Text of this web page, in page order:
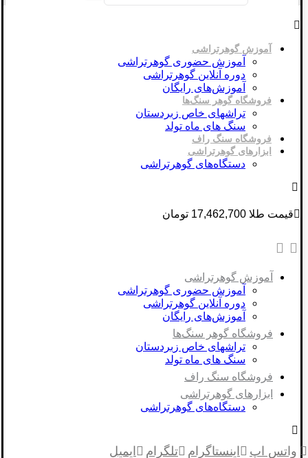
آموزش گوهرتراشی
آموزش حضوری گوهرتراشی
دوره آنلاین گوهرتراشی
آموزش‌های رایگان
فروشگاه گوهر سنگ‌ها
تراشهای خاص زبردستان
سنگ های ماه تولد
فروشگاه سنگ راف
ابزارهای گوهرتراشی
دستگاه‌های گوهرتراشی
قیمت طلا 17,462,700 تومان
آموزش گوهرتراشی
آموزش حضوری گوهرتراشی
دوره آنلاین گوهرتراشی
آموزش‌های رایگان
فروشگاه گوهر سنگ‌ها
تراشهای خاص زبردستان
سنگ های ماه تولد
فروشگاه سنگ راف
ابزارهای گوهرتراشی
دستگاه‌های گوهرتراشی
واتس اپ اینستاگرام تلگرام ایمیل